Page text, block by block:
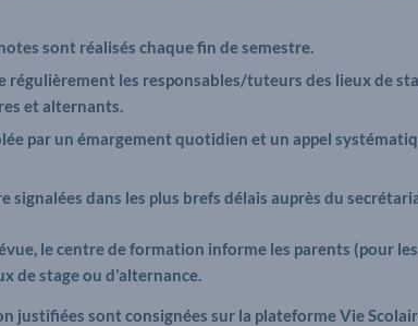
sont réalisés chaque fin de semestre.
régulièrement les responsables/tuteurs des lieux de
et alternants.
par un émargement quotidien et un appel
signalées dans les plus brefs délais auprès du
le centre de formation informe les parents (pour
de stage ou d’alternance.
justifiées sont consignées sur la plateforme Vie